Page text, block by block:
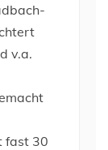
v.a.
fast 30